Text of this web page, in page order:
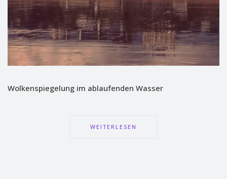
Wolkenspiegelung im ablaufenden Wasser
WEITERLESEN